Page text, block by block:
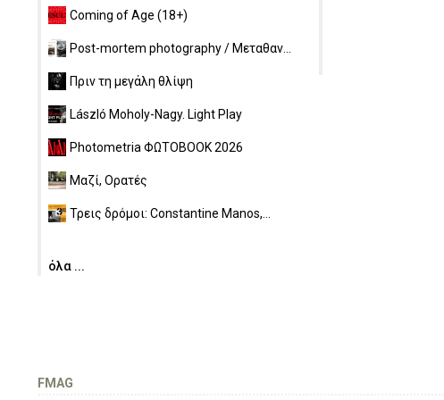
Coming of Age (18+)
Post-mortem photography / Μεταθαν...
Πριν τη μεγάλη θλίψη
László Moholy-Nagy. Light Play
Photometria ΦΩΤΟBOOK 2026
Μαζί, Ορατές
Τρεις δρόμοι: Constantine Manos,...
όλα ...
FMAG